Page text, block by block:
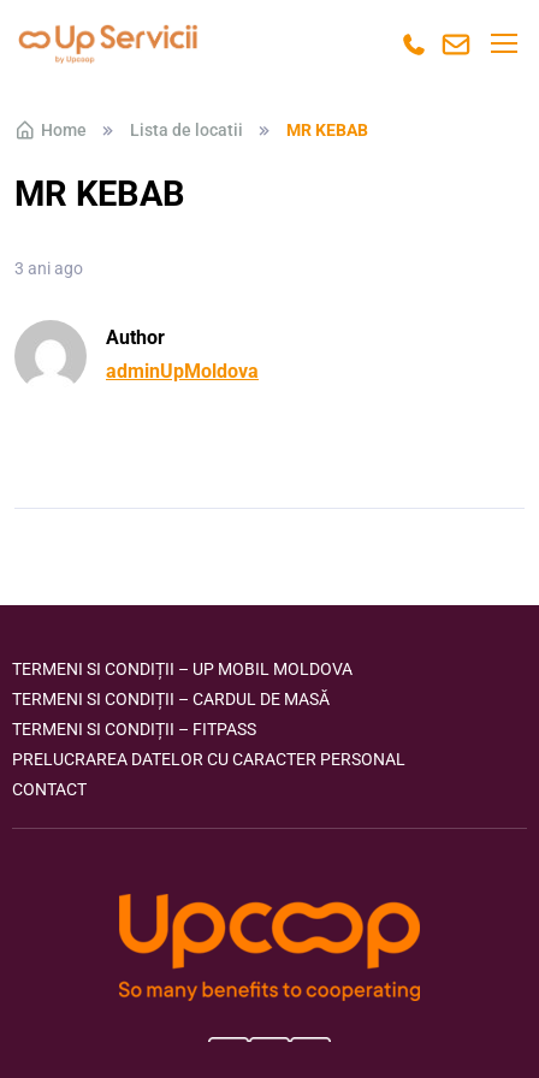
Skip to navigation
Skip to content
Home Lista de locatii MR KEBAB
MR KEBAB
3 ani ago
Author
adminUpMoldova
TERMENI SI CONDIȚII – UP MOBIL MOLDOVA
TERMENI SI CONDIȚII – CARDUL DE MASĂ
TERMENI SI CONDIȚII – FITPASS
PRELUCRAREA DATELOR CU CARACTER PERSONAL
CONTACT